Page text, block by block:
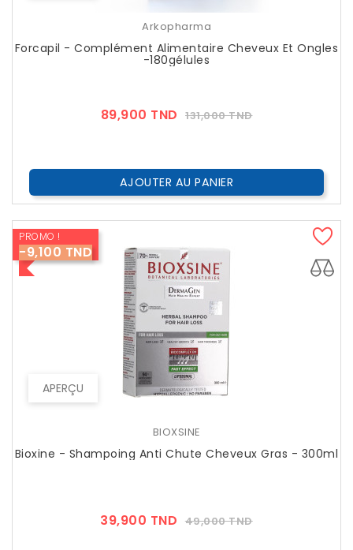
Arkopharma
Forcapil - Complément Alimentaire Cheveux Et Ongles
-180gélules
89,900 TND Prix
131,000 TNDPrix
AJOUTER AU PANIER
APERÇU
PROMO !
-9,100 TND
BIOXSINE
Bioxine - Shampoing Anti Chute Cheveux Gras - 300ml
39,900 TND Prix
49,000 TNDPrix